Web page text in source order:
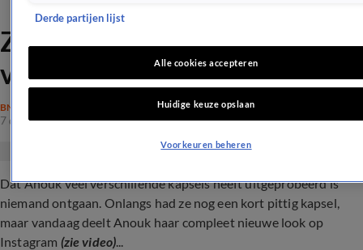
ZIEN: Compleet nieuwe look
voor Anouk
BN'ERS
7 dec 2023, 18:59
Dat Anouk veel verschillende kapsels heeft uitgeprobeerd is
niemand ontgaan. Onlangs had ze nog een kort pittig kapsel,
maar vandaag deelt Anouk haar compleet nieuwe look op
Instagram (zie video)...
Derde partijen lijst
Alle cookies accepteren
Huidige keuze opslaan
Voorkeuren beheren